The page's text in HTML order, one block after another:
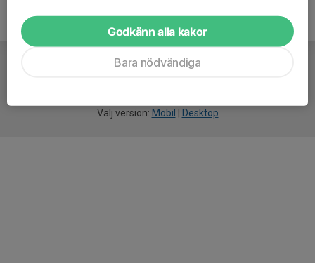
Välj version: Mobil Desktop
Godkänn alla kakor
Bara nödvändiga